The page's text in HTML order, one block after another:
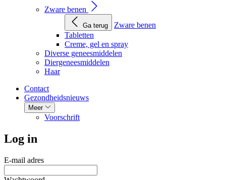
Zware benen
Ga terug
Zware benen
Tabletten
Creme, gel en spray
Diverse geneesmiddelen
Diergeneesmiddelen
Haar
Contact
Gezondheidsnieuws
Meer
Voorschrift
Log in
E-mail adres